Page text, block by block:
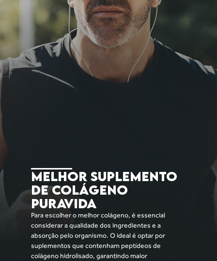
Melhor suplemento
de colágeno
Puravida
Para escolher o melhor colágeno, é essencial
considerar a qualidade dos ingredientes e a
absorção pelo organismo. O ideal é optar por
suplementos que contenham peptídeos de
colágeno hidrolisado, garantindo maior